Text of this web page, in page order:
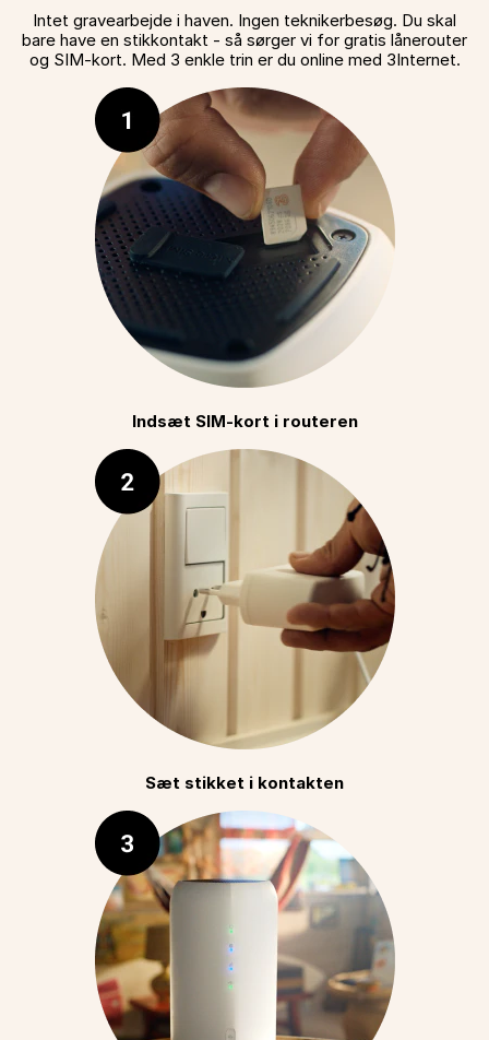
Intet gravearbejde i haven. Ingen teknikerbesøg. Du skal
bare have en stikkontakt - så sørger vi for gratis lånerouter
og SIM-kort. Med 3 enkle trin er du online med 3Internet.
Indsæt SIM-kort i routeren
Sæt stikket i kontakten